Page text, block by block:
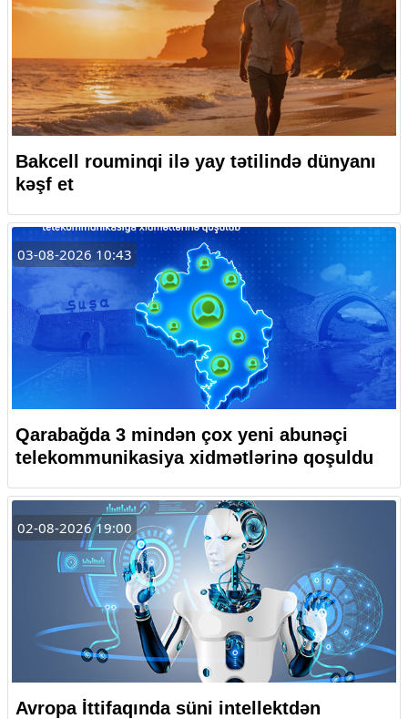
Bakcell rouminqi ilə yay tətilində dünyanı
kəşf et
03-08-2026 10:43
Qarabağda 3 mindən çox yeni abunəçi
telekommunikasiya xidmətlərinə qoşuldu
02-08-2026 19:00
Avropa İttifaqında süni intellektdən